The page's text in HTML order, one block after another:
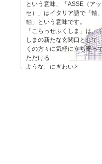
という意味、「ASSE（アッ
セ）」はイタリア語で「軸
軸」という意味です。
「こらっせふくしま」は、
しまの新たな玄関口として
くの方々に気軽に立ち寄っ
ただける
ような、にぎわいと